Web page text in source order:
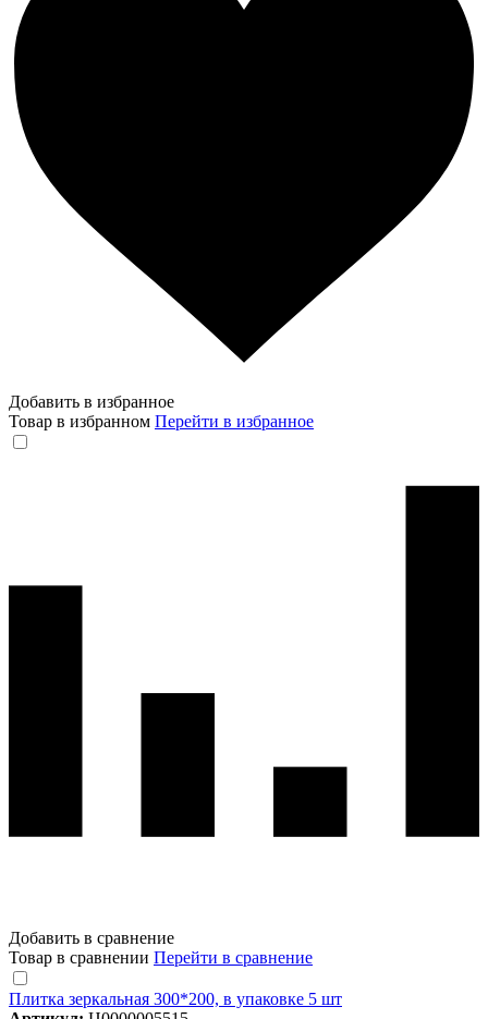
Добавить в избранное
Товар в избранном Перейти в избранное
Добавить в сравнение
Товар в сравнении Перейти в сравнение
Плитка зеркальная 300*200, в упаковке 5 шт